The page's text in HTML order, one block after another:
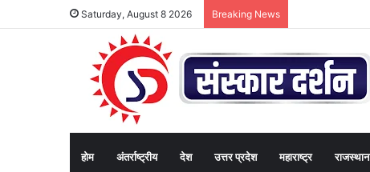
Saturday, August 8 2026 Breaking News
होम अंतर्राष्ट्रीय देश उत्तर प्रदेश महाराष्ट्र राजस्थान